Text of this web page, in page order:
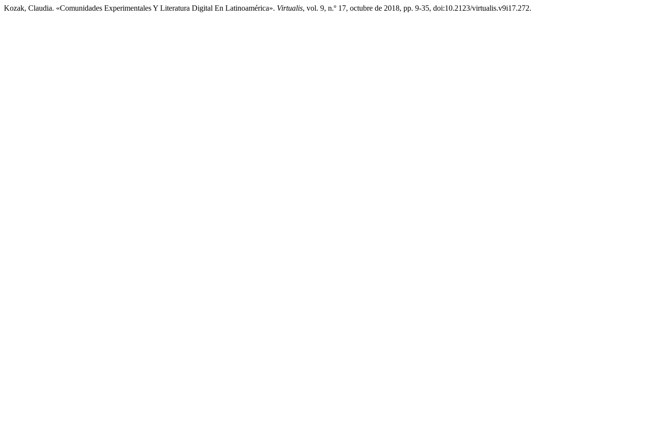
Kozak, Claudia. «Comunidades Experimentales Y Literatura Digital En Latinoamérica». Virtualis, vol. 9, n.º 17, octubre de 2018, pp. 9-35, doi:10.2123/virtualis.v9i17.272.